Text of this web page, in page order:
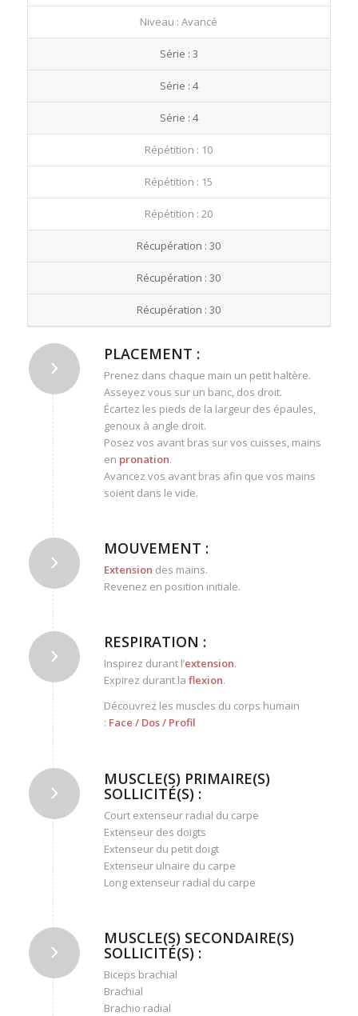
Niveau : Avancé
Série : 3
Série : 4
Série : 4
Répétition : 10
Répétition : 15
Répétition : 20
Récupération : 30
Récupération : 30
Récupération : 30
PLACEMENT :
Prenez dans chaque main un petit haltère.
Asseyez vous sur un banc, dos droit.
Écartez les pieds de la largeur des épaules,
genoux à angle droit.
Posez vos avant bras sur vos cuisses, mains
en pronation.
Avancez vos avant bras afin que vos mains
soient dans le vide.
MOUVEMENT :
Extension des mains.
Revenez en position initiale.
RESPIRATION :
Inspirez durant l’extension.
Expirez durant la flexion.
Découvrez les muscles du corps humain
: Face / Dos/ Profil
MUSCLE(S) PRIMAIRE(S)
SOLLICITÉ(S) :
Court extenseur radial du carpe
Extenseur des doigts
Extenseur du petit doigt
Extenseur ulnaire du carpe
Long extenseur radial du carpe
MUSCLE(S) SECONDAIRE(S)
SOLLICITÉ(S) :
Biceps brachial
Brachial
Brachio radial